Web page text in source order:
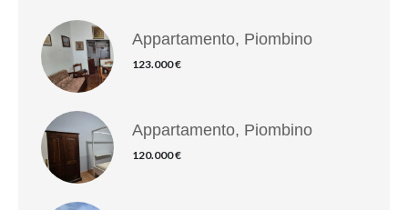
Appartamento, Piombino
123.000 €
Appartamento, Piombino
120.000 €